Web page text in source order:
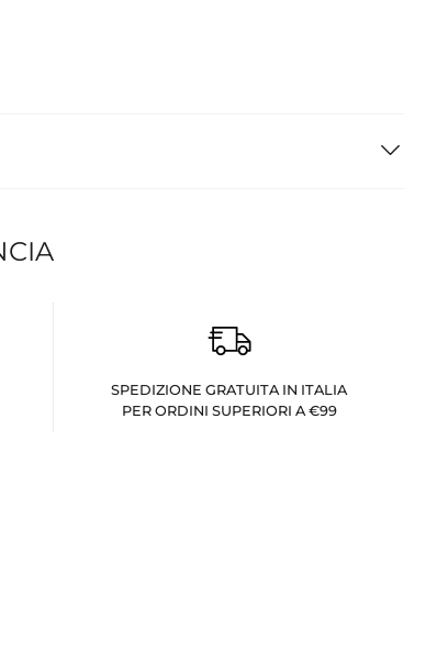
SPEDIZIONE GRATUITA IN ITALIA
PER ORDINI SUPERIORI A €99